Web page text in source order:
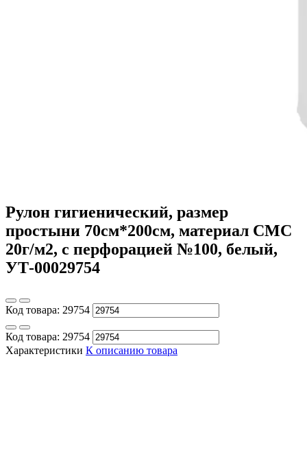
Рулон гигиенический, размер
простыни 70см*200см, материал СМС
20г/м2, с перфорацией №100, белый,
УТ-00029754
Код товара: 29754
Код товара: 29754
Характеристики К описанию товара